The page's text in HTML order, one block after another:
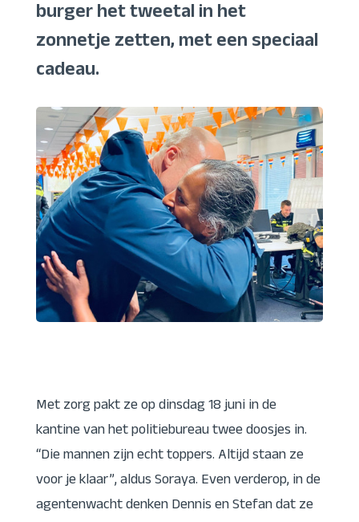
burger het tweetal in het
zonnetje zetten, met een speciaal
cadeau.
Met zorg pakt ze op dinsdag 18 juni in de
kantine van het politiebureau twee doosjes in.
“Die mannen zijn echt toppers. Altijd staan ze
voor je klaar”, aldus Soraya. Even verderop, in de
agentenwacht denken Dennis en Stefan dat ze